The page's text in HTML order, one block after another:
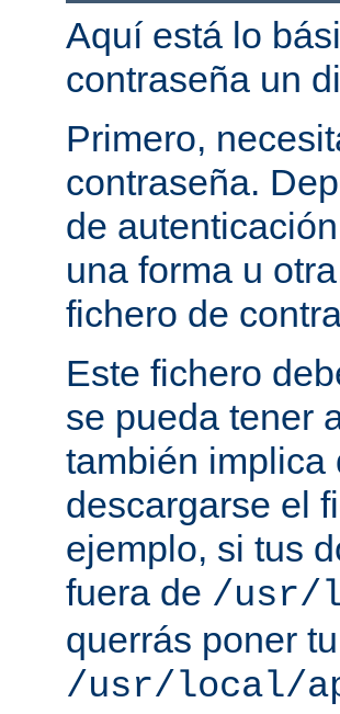
Aquí está lo
contraseña un
Primero,
contraseña.
de
una forma u
fichero de
Este fichero
se pueda tener
también implica
descargarse el
ejemplo, si tus
fuera de /usr/
querrás poner
/usr/local/